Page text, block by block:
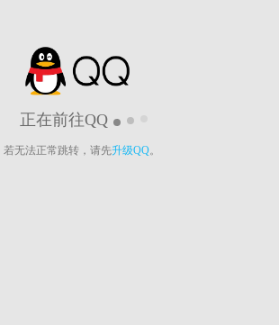
正在前往QQ
若无法正常跳转，请先升级QQ。